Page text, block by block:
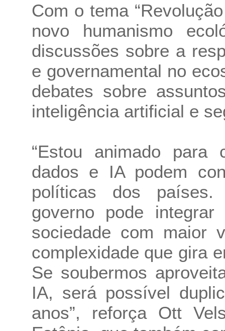
Com o tema
novo humanismo
discussões sobre a
e governamental no
debates sobre
inteligência artificial e
“Estou animado para
dados e IA podem
políticas dos
governo pode
sociedade com maior
complexidade que gira
Se soubermos
IA, será possível
anos”, reforça Ott